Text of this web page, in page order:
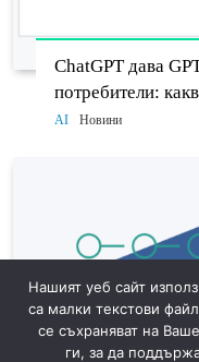
ChatGPT дава
потребители:
новият Sol
AI Новини
Нашият уеб сайт
са малки текстови
се съхраняват на
ги, за да